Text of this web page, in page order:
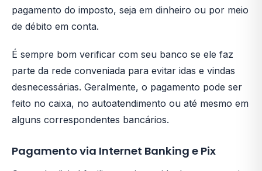
pagamento do imposto, seja em dinheiro ou por meio
de débito em conta.
É sempre bom verificar com seu banco se ele faz
parte da rede conveniada para evitar idas e vindas
desnecessárias. Geralmente, o pagamento pode ser
feito no caixa, no autoatendimento ou até mesmo em
alguns correspondentes bancários.
Pagamento via Internet Banking e Pix